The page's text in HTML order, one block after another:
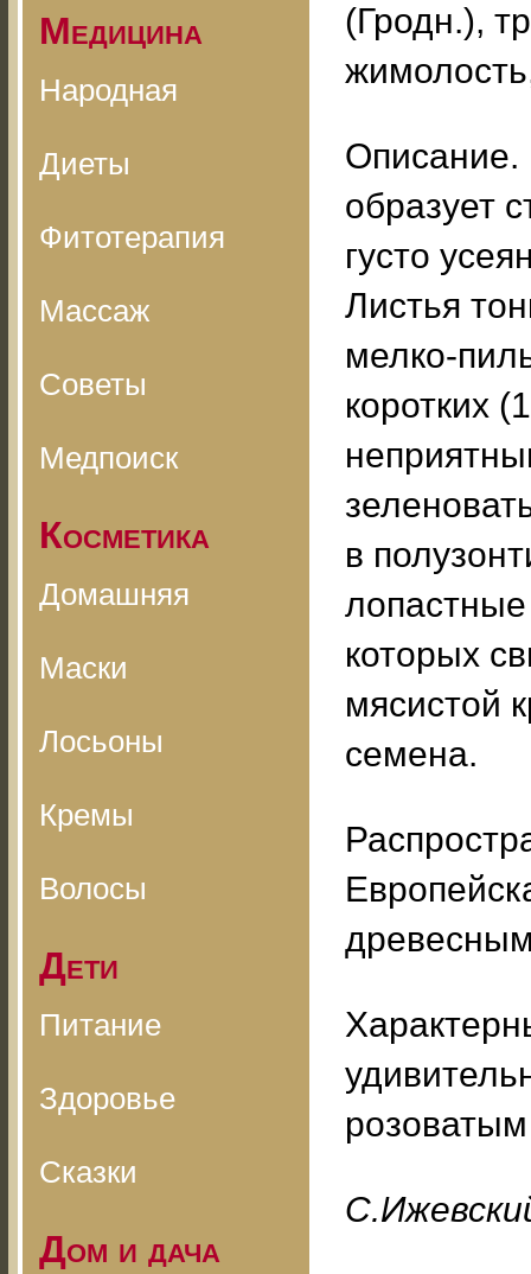
Медицина
Народная
Диеты
Фитотерапия
Массаж
Советы
Медпоиск
Косметика
Домашняя
Маски
Лосьоны
Кремы
Волосы
Дети
Питание
Здоровье
Сказки
Дом и дача
(Гродн.),
Описание.
образует
густо
Листья
мелко-
коротких
в
лопастные
которых
мясистой
семена.